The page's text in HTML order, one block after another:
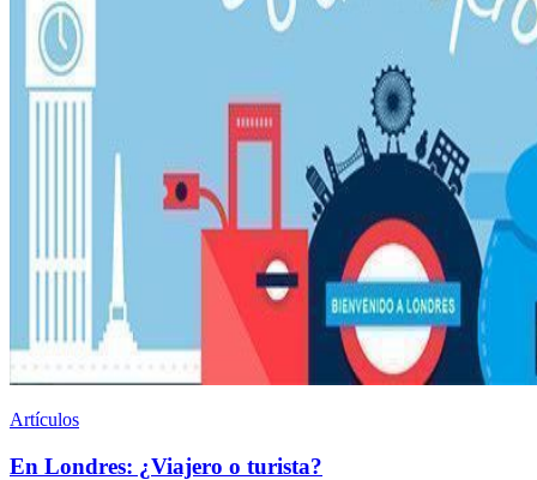
Artículos
En Londres: ¿Viajero o turista?